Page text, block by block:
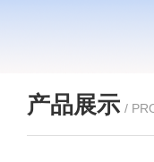
产品展示 /